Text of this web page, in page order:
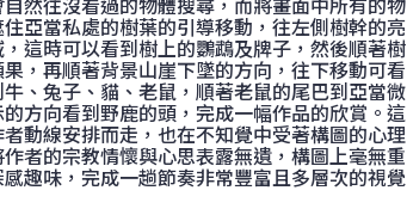
亞當私處的樹葉的引導移動，往左側樹幹的亮
這時可以看到樹上的鸚鵡及牌子，然後順著樹
，再順著背景山崖下墜的方向，往下移動可看
、兔子、貓、老鼠，順著老鼠的尾巴到亞當微
方向看到野鹿的頭，完成一幅作品的欣賞。這
動線安排而走，也在不知覺中受著構圖的心理
者的宗教情懷與心思表露無遺，構圖上毫無重
趣味，完成一趟節奏非常豐富且多層次的視覺